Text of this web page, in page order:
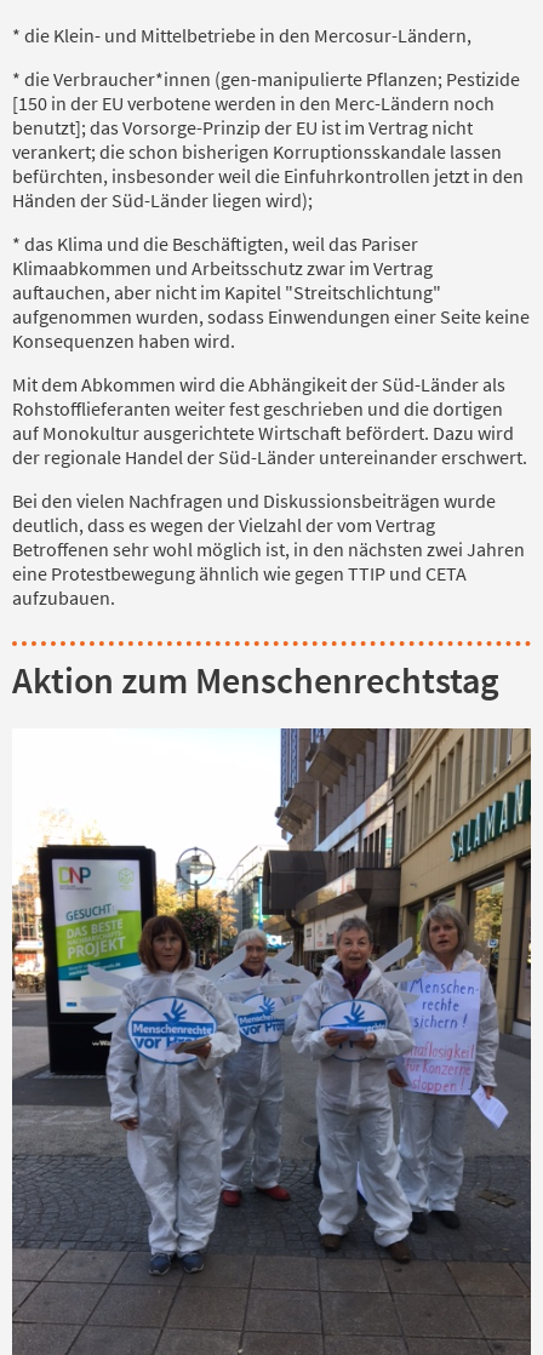
* die Klein- und Mittelbetriebe in den Mercosur-Ländern,
* die Verbraucher*innen (gen-manipulierte Pflanzen; Pestizide
[150 in der EU verbotene werden in den Merc-Ländern noch
benutzt]; das Vorsorge-Prinzip der EU ist im Vertrag nicht
verankert; die schon bisherigen Korruptionsskandale lassen
befürchten, insbesonder weil die Einfuhrkontrollen jetzt in den
Händen der Süd-Länder liegen wird);
* das Klima und die Beschäftigten, weil das Pariser
Klimaabkommen und Arbeitsschutz zwar im Vertrag
auftauchen, aber nicht im Kapitel "Streitschlichtung"
aufgenommen wurden, sodass Einwendungen einer Seite keine
Konsequenzen haben wird.
Mit dem Abkommen wird die Abhängikeit der Süd-Länder als
Rohstofflieferanten weiter fest geschrieben und die dortigen
auf Monokultur ausgerichtete Wirtschaft befördert. Dazu wird
der regionale Handel der Süd-Länder untereinander erschwert.
Bei den vielen Nachfragen und Diskussionsbeiträgen wurde
deutlich, dass es wegen der Vielzahl der vom Vertrag
Betroffenen sehr wohl möglich ist, in den nächsten zwei Jahren
eine Protestbewegung ähnlich wie gegen TTIP und CETA
aufzubauen.
Aktion zum Menschenrechtstag